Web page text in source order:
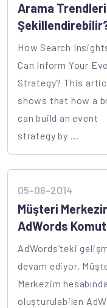
Arama
How Search
Can Inform Your
Strategy? This
shows that how a
can build an event
strategy by ...
05-06-2014
Müşteri
AdWords
AdWords’teki
devam ediyor.
Merkezim hesabında
oluşturulabilen